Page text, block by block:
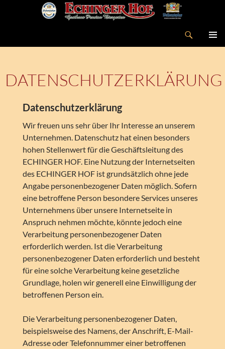
DATENSCHUTZERKLÄRUNG
Datenschutzerklärung
Wir freuen uns sehr über Ihr Interesse an unserem
Unternehmen. Datenschutz hat einen besonders
hohen Stellenwert für die Geschäftsleitung des
ECHINGER HOF. Eine Nutzung der Internetseiten
des ECHINGER HOF ist grundsätzlich ohne jede
Angabe personenbezogener Daten möglich. Sofern
eine betroffene Person besondere Services unseres
Unternehmens über unsere Internetseite in
Anspruch nehmen möchte, könnte jedoch eine
Verarbeitung personenbezogener Daten
erforderlich werden. Ist die Verarbeitung
personenbezogener Daten erforderlich und besteht
für eine solche Verarbeitung keine gesetzliche
Grundlage, holen wir generell eine Einwilligung der
betroffenen Person ein.
Die Verarbeitung personenbezogener Daten,
beispielsweise des Namens, der Anschrift, E-Mail-
Adresse oder Telefonnummer einer betroffenen